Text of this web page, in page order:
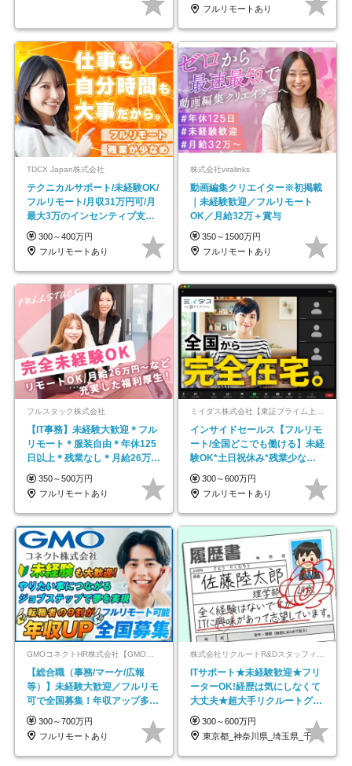
フルリモートあり
TDCX Japan株式会社
テクニカルサポート/未経験OK/
フルリモート/月収31万円可/月
最大3万のインセンティブ支給/
平均年齢33歳
300～400万円
フルリモートあり
株式会社viralinks
動画編集クリエイター※初掲載
｜未経験歓迎／フルリモート
OK／月給32万＋賞与
350～1500万円
フルリモートあり
フルスタック株式会社
【IT事務】未経験大歓迎＊フル
リモート＊服装自由＊年休125
日以上＊残業なし＊月給26万円
以上
350～500万円
フルリモートあり
ミイダス株式会社【東証プライム上場パーソルグループ】
インサイドセールス【フルリモ
ート/全国どこでも働ける】未経
験OK*土日祝休み*残業少なめ*
在宅勤務手当あり
300～600万円
フルリモートあり
GMOコネクトHR株式会社【GMOインターネットグループ】
【総合職（事務/マーケ/広報
等）】未経験大歓迎／フルリモ
可で全国募集！年収アップ多数
★年休最大130日★
300～700万円
フルリモートあり
ITサポート★未経験歓迎★フリ
ーターOK!経歴は気にしなくて
大丈夫★超大手リクルートグル
ープの正社員/sg
300～600万円
東京都_神奈川県_埼玉県_千葉県_大阪府…